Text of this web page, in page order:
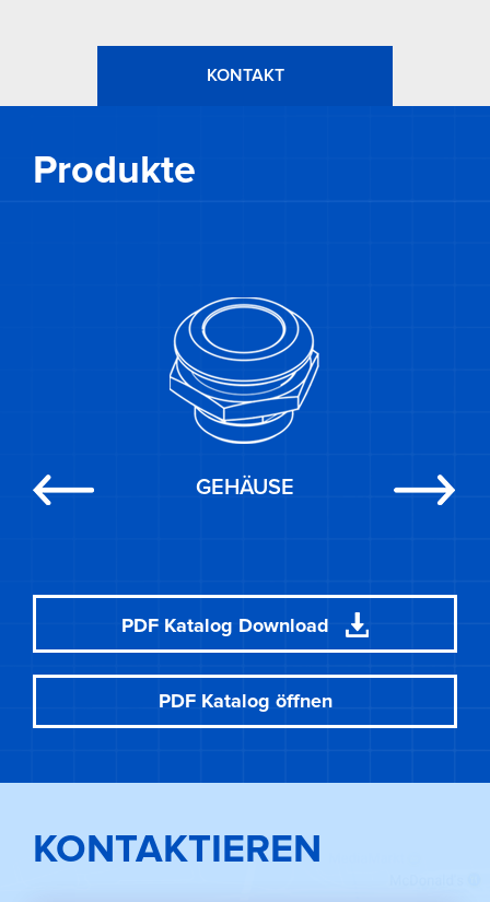
KONTAKT
Produkte
GEHÄUSE
PDF Katalog Download
PDF Katalog öffnen
KONTAKTIEREN